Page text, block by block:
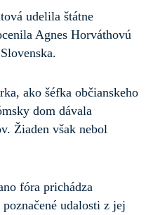
udelila štátne
Agnes Horváthovú
ako šéfka občianskeho
dom dávala
Žiaden však nebol
fóra prichádza
udalosti z jej